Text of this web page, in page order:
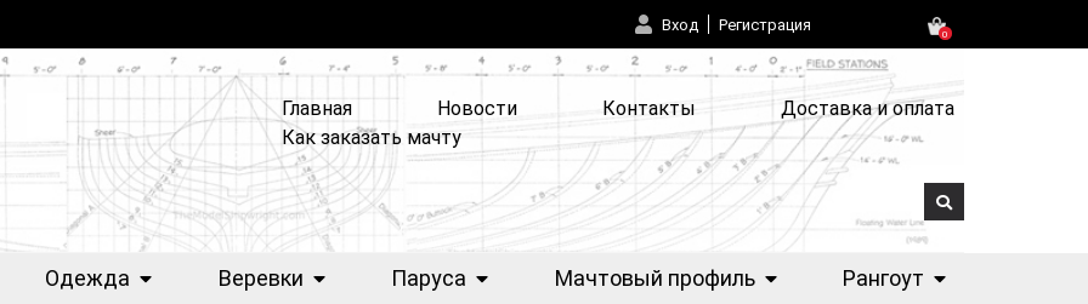
Вход Регистрация
0
Главная Новости Контакты
Доставка и оплата
Как заказать мачту
Одежда Веревки Паруса Мачтовый профиль Рангоут